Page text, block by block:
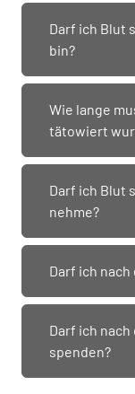
Darf ich Blut
bin?
Wie lange
tätowiert
Darf ich Blut
nehme?
Darf ich
Darf ich
spenden?